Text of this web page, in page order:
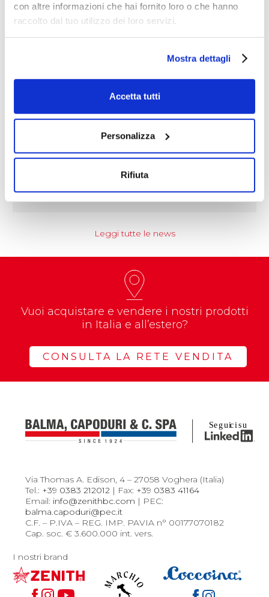
con altre informazioni che hai fornito loro o che hanno
raccolto dal tuo utilizzo dei loro servizi.
Mostra dettagli
Accetta tutti
Personalizza
Rifiuta
NEWS
ZENITH: al via la nuova
Leggi tutte le news
Vuoi acquistare e vendere i nostri prodotti
in Italia e all’estero?
CONSULTA LA RETE VENDITA
Via Thomas A. Edison, 4 – 27058 Voghera (Italia)
Tel.: +39 0383 212012 | Fax: +39 0383 41164
Email: info@zenithbc.com | PEC:
balma.capoduri@pec.it
C.F. – P.IVA – REG. IMP. PAVIA n° 00177070182
Cap. soc. € 3.600.000 int. vers.
I nostri brand